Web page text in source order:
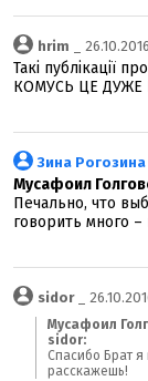
hrim _
Такі публікації
КОМУСЬ ЦЕ ДУЖЕ
Зина Рогозина
Мусафоил
Печально, что
говорить много
sidor_
Мусафоил
sidor:
Спасибо Брат я
расскажешь!